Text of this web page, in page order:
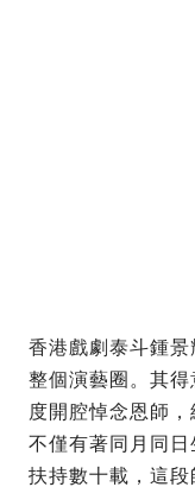
香港戲劇泰斗鍾
整個演藝圈。其
度開腔悼念恩師
不僅有著同月同
扶持數十載，這段